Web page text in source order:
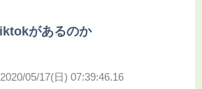
があるのか
2020/05/17(日) 07:39:46.16